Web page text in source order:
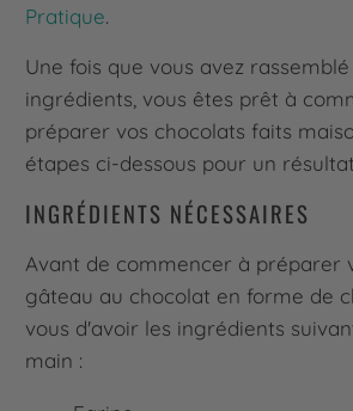
Pratique.
Une fois que vous avez
ingrédients, vous êtes prêt à
préparer vos chocolats faits
étapes ci-dessous pour un
INGRÉDIENTS NÉCESSAIRES
Avant de commencer à préparer
gâteau au chocolat en forme de
vous d'avoir les ingrédients
main :